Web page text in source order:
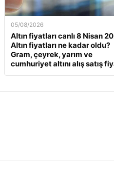
05/08/2026
Altın fiyatları canlı 8 Nisan
Altın fiyatları ne kadar oldu?
Gram, çeyrek, yarım ve
cumhuriyet altını alış satış